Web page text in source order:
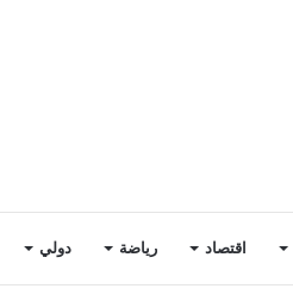
اقتصاد رياضة دولي